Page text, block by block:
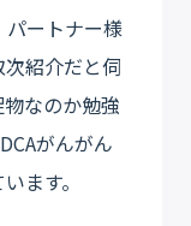
パートナー様
紹介だと伺
なのか勉強
がんがん
ます。